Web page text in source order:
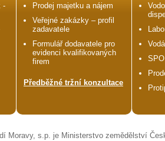
-
Prodej majetku a nájem
Veřejné zakázky – profil
zadavatele
Formulář dodavatele pro
evidenci kvalifikovaných
firem
Předběžné tržní konzultace
Moravy, s.p. je Ministerstvo zemědělství